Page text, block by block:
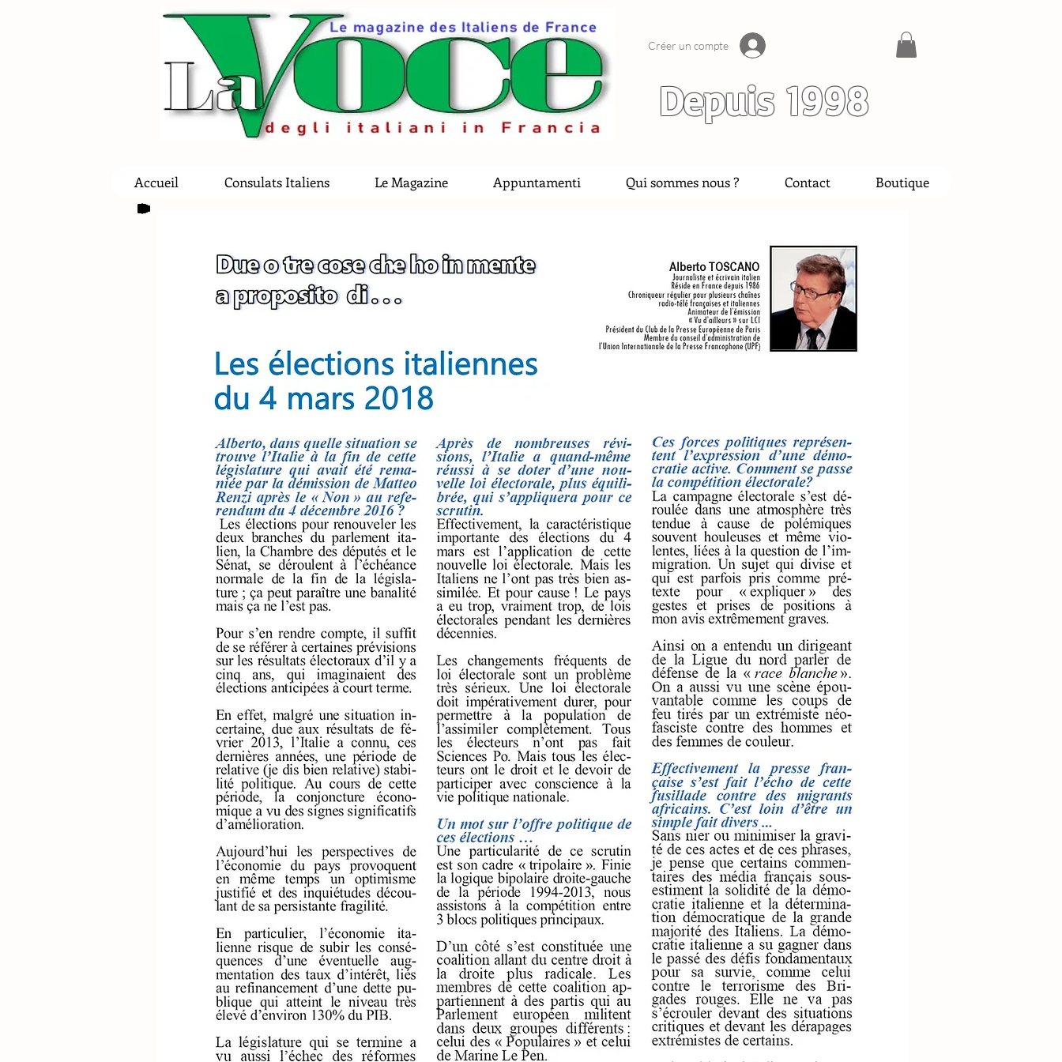
Créer un compte
Depuis 1998
Accueil Consulats Italiens Le Magazine Appuntamenti Qui sommes nous ? Contact Boutique